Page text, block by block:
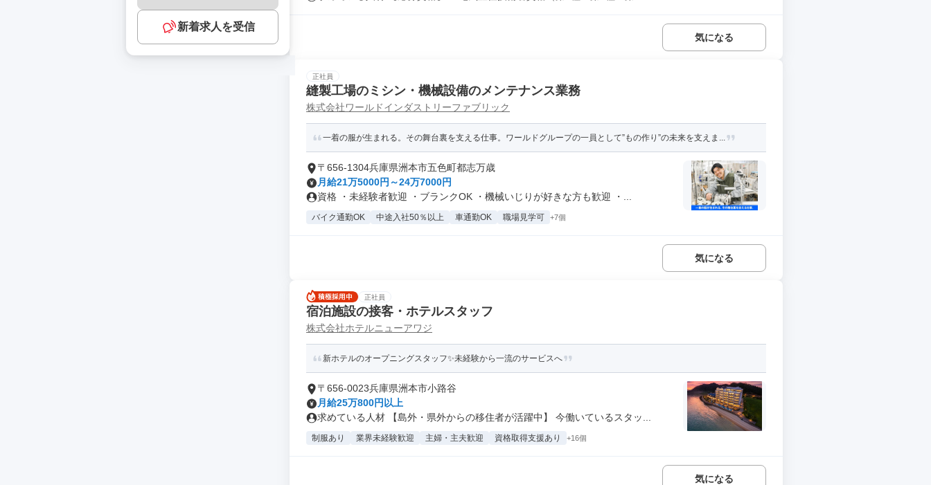
新着求人を受信
気になる
正社員
縫製工場のミシン・機械設備のメンテナンス業務
株式会社ワールドインダストリーファブリック
一着の服が生まれる。その舞台裏を支える仕事。ワールドグループの一員として”もの作り”の未来を支えま...
〒656-1304兵庫県洲本市五色町都志万歳
月給21万5000円～24万7000円
資格 ・未経験者歓迎 ・ブランクOK ・機械いじりが好きな方も歓迎 ・...
バイク通勤OK 中途入社50％以上 車通勤OK 職場見学可 +7個
気になる
正社員
宿泊施設の接客・ホテルスタッフ
株式会社ホテルニューアワジ
新ホテルのオープニングスタッフ✨未経験から一流のサービスへ
〒656-0023兵庫県洲本市小路谷
月給25万800円以上
求めている人材 【島外・県外からの移住者が活躍中】 今働いているスタッ...
制服あり 業界未経験歓迎 主婦・主夫歓迎 資格取得支援あり +16個
気になる